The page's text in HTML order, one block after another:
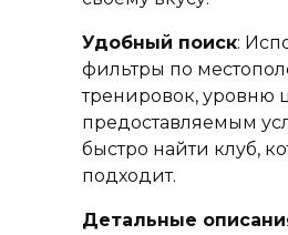
Удобный поиск:
фильтры по
тренировок, уровню
предоставляемым
быстро найти клуб,
подходит.
Детальные